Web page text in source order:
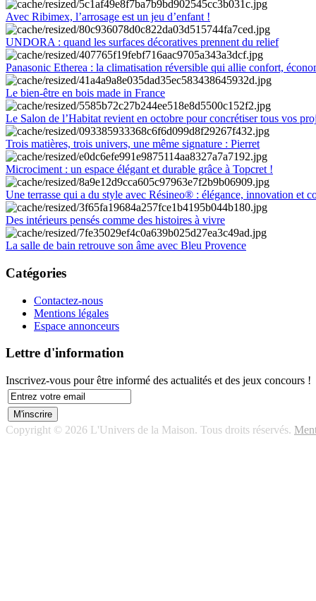
Avec Ribimex, l’arrosage est un jeu d’enfant !
UNDORA : quand les surfaces décoratives prennent du relief
Panasonic Etherea : la climatisation réversible qui allie confort,
Le bien-être en bois made in France
Le Salon de l’Habitat revient en octobre pour concrétiser tous vos
Trois matières, trois univers, une même signature : Pierret
Microciment : un espace élégant et durable grâce à Topcret !
Une terrasse qui a du style avec Résineo® : élégance, innovation et
Des intérieurs pensés comme des histoires à vivre
La salle de bain retrouve son âme avec Bleu Provence
Catégories
Contactez-nous
Mentions légales
Espace annonceurs
Lettre d'information
Inscrivez-vous pour être informé des actualités et des jeux concours !
Copyright © 2026 L'Univers de la Maison. Tous droits réservés.